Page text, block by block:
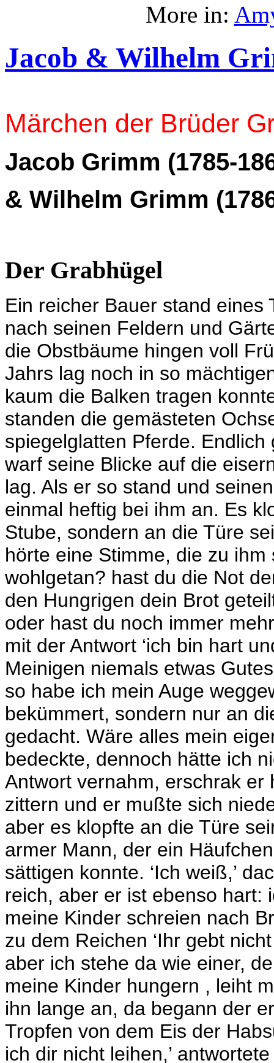
More in:
Jacob & Wilhelm
Märchen der Brüder
Jacob Grimm (1785-
& Wilhelm Grimm
Der Grabhügel
Ein reicher Bauer stand eines
nach seinen Feldern und
die Obstbäume hingen voll
Jahrs lag noch in so
kaum die Balken tragen
standen die gemästeten
spiegelglatten Pferde.
warf seine Blicke auf die
lag. Als er so stand und
einmal heftig bei ihm an. Es
Stube, sondern an die Türe
hörte eine Stimme, die zu
wohlgetan? hast du die Not
den Hungrigen dein Brot
oder hast du noch immer
mit der Antwort ‘ich bin hart
Meinigen niemals etwas
so habe ich mein Auge
bekümmert, sondern nur an
gedacht. Wäre alles mein
bedeckte, dennoch hätte ich
Antwort vernahm, erschrak
zittern und er mußte sich
aber es klopfte an die Türe
armer Mann, der ein
sättigen konnte. ‘Ich weiß,’
reich, aber er ist ebenso hart:
meine Kinder schreien nach
zu dem Reichen ‘Ihr gebt
aber ich stehe da wie einer,
meine Kinder hungern , leiht
ihn lange an, da begann der
Tropfen von dem Eis der
ich dir nicht leihen,’